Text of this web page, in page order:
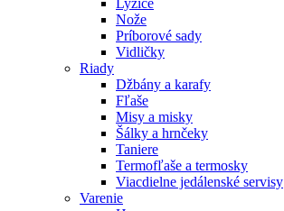
Nože
Príborové sady
Vidličky
Riady
Džbány a karafy
Fľaše
Misy a misky
Šálky a hrnčeky
Taniere
Termofľaše a termosky
Viacdielne jedálenské servisy
Varenie